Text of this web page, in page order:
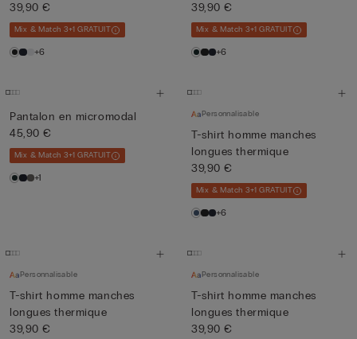
39,90 €
Mix & Match 3+1 GRATUIT
+6
39,90 €
Mix & Match 3+1 GRATUIT
+6
Pantalon en micromodal
45,90 €
Mix & Match 3+1 GRATUIT
+1
Personnalisable
T-shirt homme manches
longues thermique
39,90 €
Mix & Match 3+1 GRATUIT
+6
Personnalisable
T-shirt homme manches
longues thermique
39,90 €
Personnalisable
T-shirt homme manches
longues thermique
39,90 €